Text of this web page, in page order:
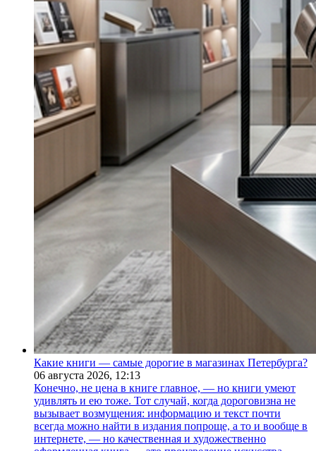
Какие книги — самые дорогие в магазинах Петербурга?
06 августа 2026, 12:13
Конечно, не цена в книге главное, — но книги умеют
удивлять и ею тоже. Тот случай, когда дороговизна не
вызывает возмущения: информацию и текст почти
всегда можно найти в издания попроще, а то и вообще в
интернете, — но качественная и художественно